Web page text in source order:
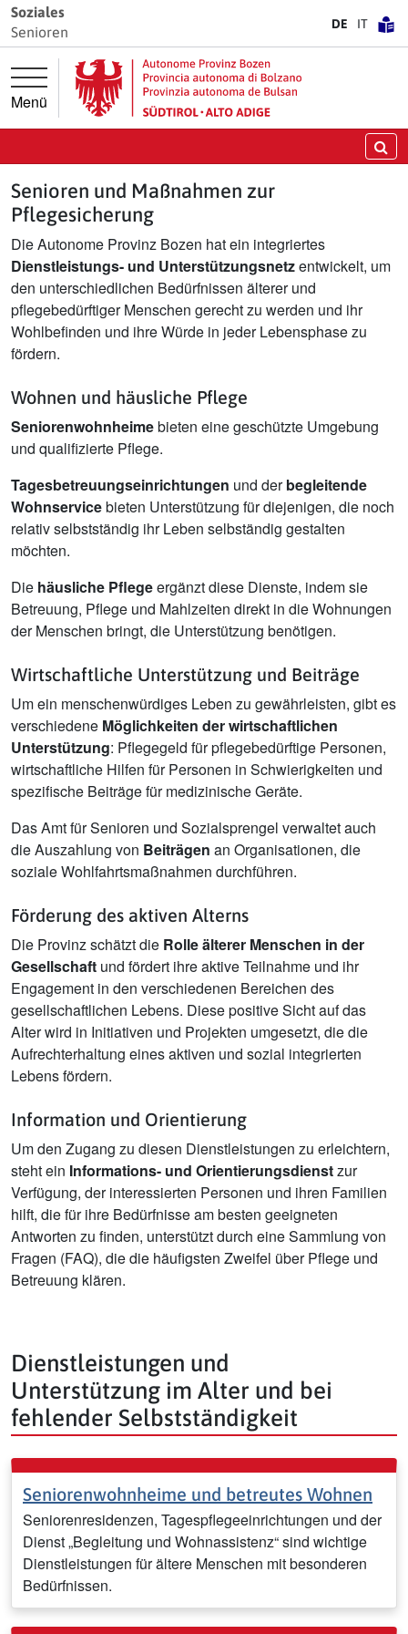
Springe direkt zur Hauptnavigation
Springe direkt zum Inhalt
Soziales
Senioren
DE IT
Menü
Senioren und Maßnahmen zur
Pflegesicherung
Die Autonome Provinz Bozen hat ein integriertes
Dienstleistungs- und Unterstützungsnetzentwickelt, um
den unterschiedlichen Bedürfnissen älterer und
pflegebedürftiger Menschen gerecht zu werden und ihr
Wohlbefinden und ihre Würde in jeder Lebensphase zu
fördern.
Wohnen und häusliche Pflege
Seniorenwohnheimebieten eine geschützte Umgebung
und qualifizierte Pflege.
Tagesbetreuungseinrichtungen und derbegleitende
Wohnservicebieten Unterstützung für diejenigen, die noch
relativ selbstständig ihr Leben selbständig gestalten
möchten.
Die häusliche Pflegeergänzt diese Dienste, indem sie
Betreuung, Pflege und Mahlzeiten direkt in die Wohnungen
der Menschen bringt, die Unterstützung benötigen.
Wirtschaftliche Unterstützung und Beiträge
Um ein menschenwürdiges Leben zu gewährleisten, gibt es
verschiedene Möglichkeiten der wirtschaftlichen
Unterstützung: Pflegegeld für pflegebedürftige Personen,
wirtschaftliche Hilfen für Personen in Schwierigkeiten und
spezifische Beiträge für medizinische Geräte.
Das Amt für Senioren und Sozialsprengel verwaltet auch
die Auszahlung von Beiträgen an Organisationen, die
soziale Wohlfahrtsmaßnahmen durchführen.
Förderung des aktiven Alterns
Die Provinz schätzt die Rolle älterer Menschen in der
Gesellschaft und fördert ihre aktive Teilnahme und ihr
Engagement in den verschiedenen Bereichen des
gesellschaftlichen Lebens. Diese positive Sicht auf das
Alter wird in Initiativen und Projekten umgesetzt, die die
Aufrechterhaltung eines aktiven und sozial integrierten
Lebens fördern.
Information und Orientierung
Um den Zugang zu diesen Dienstleistungen zu erleichtern,
steht ein Informations- und Orientierungsdienstzur
Verfügung, der interessierten Personen und ihren Familien
hilft, die für ihre Bedürfnisse am besten geeigneten
Antworten zu finden, unterstützt durch eine Sammlung von
Fragen (FAQ), die die häufigsten Zweifel über Pflege und
Betreuung klären.
Dienstleistungen und
Unterstützung im Alter und bei
fehlender Selbstständigkeit
Seniorenwohnheime und betreutes Wohnen
Seniorenresidenzen, Tagespflegeeinrichtungen und der
Dienst „Begleitung und Wohnassistenz“ sind wichtige
Dienstleistungen für ältere Menschen mit besonderen
Bedürfnissen.